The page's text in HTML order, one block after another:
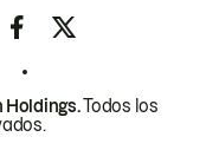
Holdings.Todos los